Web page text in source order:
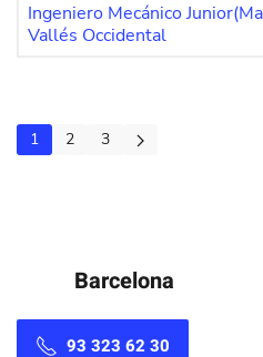
Ingeniero Mecánico
Vallés Occidental
1 2 3
Barcelona
93 323 62 30